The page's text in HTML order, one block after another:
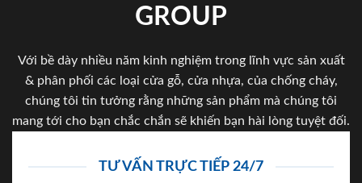
GROUP
Với bề dày nhiều năm kinh nghiệm trong lĩnh vực sản xuất
& phân phối các loại cửa gỗ, cửa nhựa, của chống cháy,
chúng tôi tin tưởng rằng những sản phẩm mà chúng tôi
mang tới cho bạn chắc chắn sẽ khiến bạn hài lòng tuyệt đối.
TƯ VẤN TRỰC TIẾP 24/7